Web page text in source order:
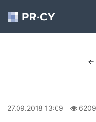
←
27.09.2018 13:09 6209